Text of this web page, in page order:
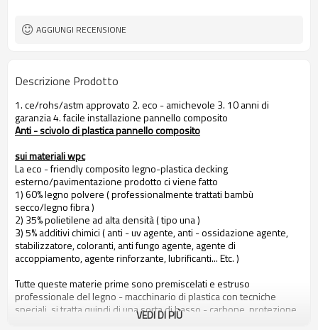
AGGIUNGI RECENSIONE
Descrizione Prodotto
1. ce/rohs/astm approvato 2. eco - amichevole 3. 10 anni di
garanzia 4. facile installazione pannello composito
Anti - scivolo di plastica pannello composito
sui materiali wpc
La eco - friendly composito legno-plastica decking
esterno/pavimentazione prodotto ci viene fatto
1) 60% legno polvere ( professionalmente trattati bambù
secco/legno fibra )
2) 35% polietilene ad alta densità ( tipo una )
3) 5% additivi chimici ( anti - uv agente, anti - ossidazione agente,
stabilizzatore, coloranti, anti fungo agente, agente di
accoppiamento, agente rinforzante, lubrificanti... Etc. )
Tutte queste materie prime sono premiscelati e estruso
professionale del legno - macchinario di plastica con tecniche
speciali, si tratta quindi di una sorta di basso - carbone, protezione
ambientale e riciclabile nuovo materiale.
VEDI DI PIÙ